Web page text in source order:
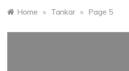
Home » Tankar » Page 5